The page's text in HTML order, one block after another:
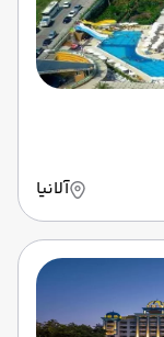
آلانیا